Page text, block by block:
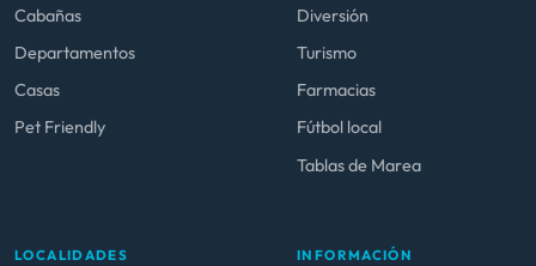
Cabañas
Departamentos
Casas
Pet Friendly
Diversión
Turismo
Farmacias
Fútbol local
Tablas de Marea
LOCALIDADES INFORMACIÓN